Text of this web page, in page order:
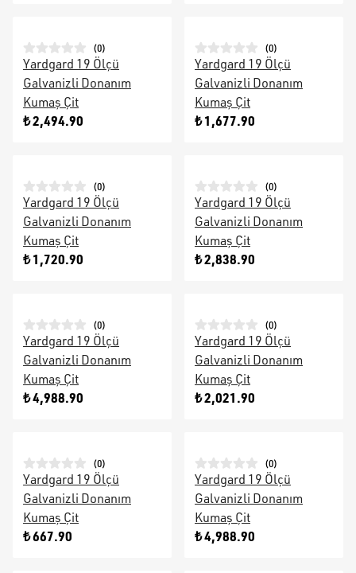
(0)
Yardgard 19 Ölçü
Galvanizli Donanım
Kumaş Çit
₺ 2,494.90
(0)
Yardgard 19 Ölçü
Galvanizli Donanım
Kumaş Çit
₺ 1,677.90
(0)
Yardgard 19 Ölçü
Galvanizli Donanım
Kumaş Çit
₺ 1,720.90
(0)
Yardgard 19 Ölçü
Galvanizli Donanım
Kumaş Çit
₺ 2,838.90
(0)
Yardgard 19 Ölçü
Galvanizli Donanım
Kumaş Çit
₺ 4,988.90
(0)
Yardgard 19 Ölçü
Galvanizli Donanım
Kumaş Çit
₺ 2,021.90
(0)
Yardgard 19 Ölçü
Galvanizli Donanım
Kumaş Çit
₺ 667.90
(0)
Yardgard 19 Ölçü
Galvanizli Donanım
Kumaş Çit
₺ 4,988.90